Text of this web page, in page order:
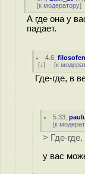
[к модератору]
А где она у
падает.
4.6 ,
[↓] [к
Где-где, в
5.33 ,
[к
> Где-
у вас